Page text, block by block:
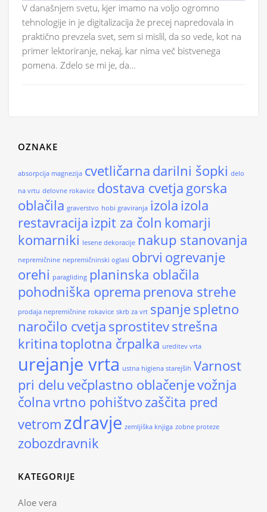
V današnjem svetu, kjer imamo na voljo ogromno
tehnologije in je digitalizacija že precej napredovala in
praktično prevzela svet, sem si mislil, da so vede, kot na
primer lektoriranje, nekaj, kar nima več bistvenega
pomena. Zdelo se mi je, da…
OZNAKE
absorpcija magnezija cvetličarna darilni šopki delo
na vrtu delovne rokavice dostava cvetja gorska
oblačila graverstvo hobi graviranja izola izola
restavracija izpit za čoln komarji
komarniki lesene dekoracije nakup stanovanja
nepremičnine nepremičninski oglasi obrvi ogrevanje
orehi paragliding planinska oblačila
pohodniška oprema prenova strehe
prodaja nepremičnine rokavice skrb za vrt spanjespletno
naročilo cvetja sprostitevstrešna
kritinatoplotna črpalka ureditev vrta
urejanje vrta ustna higiena starejših Varnost
pri delu večplastno oblačenjevožnja
čolnavrtno pohištvo zaščita pred
vetrom zdravje zemljiška knjiga zobne proteze
zobozdravnik
KATEGORIJE
Aloe vera